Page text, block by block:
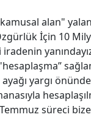
alan"
İçin 10
yargı
süreci